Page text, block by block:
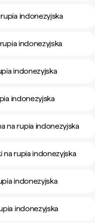
indonezyjska
indonezyjska
indonezyjska
indonezyjska
na rupia indonezyjska
rupia indonezyjska
indonezyjska
indonezyjska